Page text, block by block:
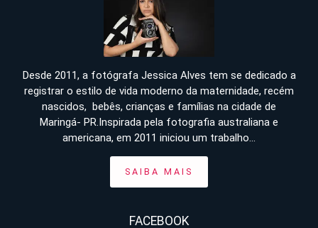
Desde 2011, a fotógrafa Jessica Alves tem se dedicado a
registrar o estilo de vida moderno da maternidade, recém
nascidos, bebês, crianças e famílias na cidade de
Maringá- PR.Inspirada pela fotografia australiana e
americana, em 2011 iniciou um trabalho...
SAIBA MAIS
FACEBOOK